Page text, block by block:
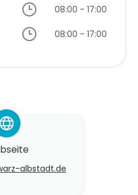
08:00 - 17:00
08:00 - 17:00
*
albstadt.de